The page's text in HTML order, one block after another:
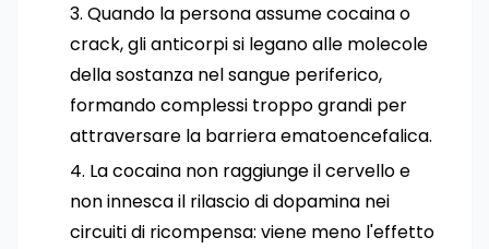
Quando la persona assume cocaina o
crack, gli anticorpi si legano alle molecole
della sostanza nel sangue periferico,
formando complessi troppo grandi per
attraversare la barriera ematoencefalica.
La cocaina non raggiunge il cervello e
non innesca il rilascio di dopamina nei
circuiti di ricompensa: viene meno l'effetto